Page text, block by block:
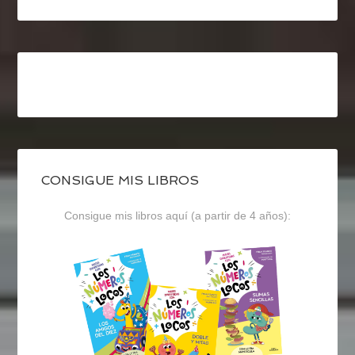
CONSIGUE MIS LIBROS
Consigue mis libros aquí (a partir de 4 años):